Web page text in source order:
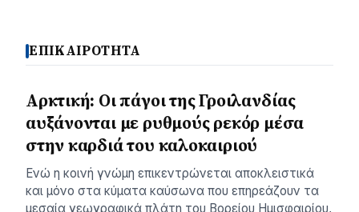
ΕΠΙΚΑΙΡΟΤΗΤΑ
Αρκτική: Οι πάγοι της Γροιλανδίας
αυξάνονται με ρυθμούς ρεκόρ μέσα
στην καρδιά του καλοκαιριού
Ενώ η κοινή γνώμη επικεντρώνεται αποκλειστικά
και μόνο στα κύματα καύσωνα που επηρεάζουν τα
μεσαία γεωγραφικά πλάτη του Βορείου Ημισφαιρίου,